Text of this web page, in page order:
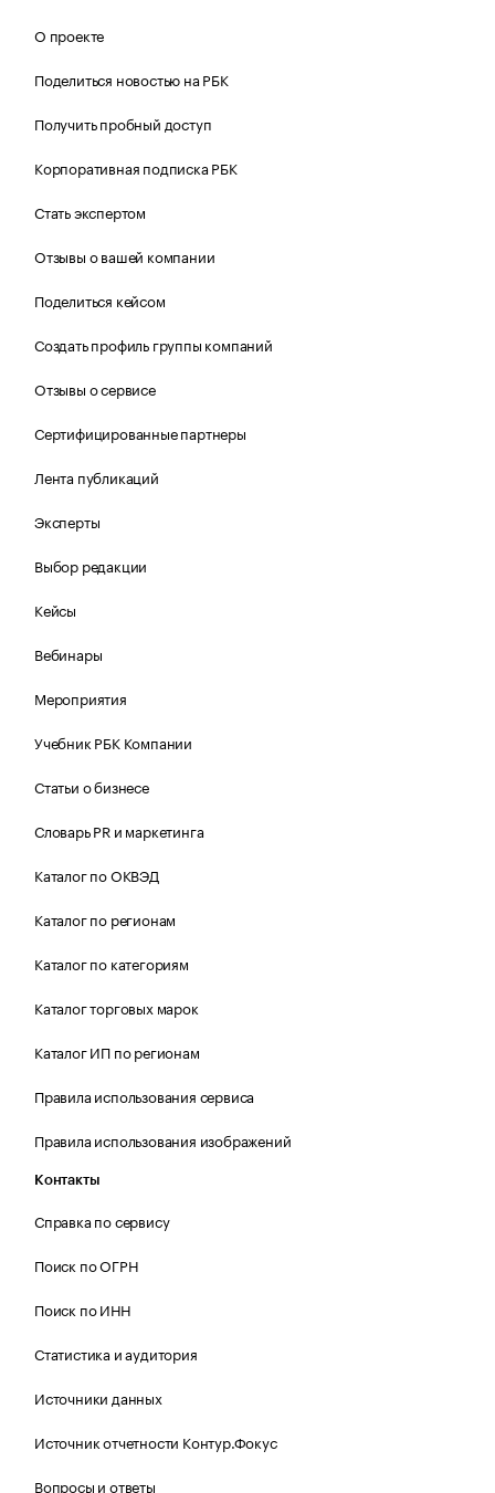
О проекте
Поделиться новостью на РБК
Получить пробный доступ
Корпоративная подписка РБК
Стать экспертом
Отзывы о вашей компании
Поделиться кейсом
Создать профиль группы компаний
Отзывы о сервисе
Сертифицированные партнеры
Лента публикаций
Эксперты
Выбор редакции
Кейсы
Вебинары
Мероприятия
Учебник РБК Компании
Статьи о бизнесе
Словарь PR и маркетинга
Каталог по ОКВЭД
Каталог по регионам
Каталог по категориям
Каталог торговых марок
Каталог ИП по регионам
Правила использования сервиса
Правила использования изображений
Контакты
Справка по сервису
Поиск по ОГРН
Поиск по ИНН
Статистика и аудитория
Источники данных
Источник отчетности Контур.Фокус
Вопросы и ответы